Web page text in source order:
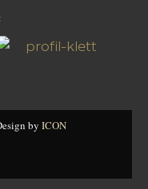
by ICON